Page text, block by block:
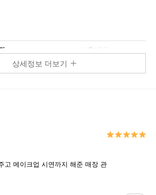
사용방법
라인을 그리고 브로우 컬러링까지 한번에!
상세정보 더보기